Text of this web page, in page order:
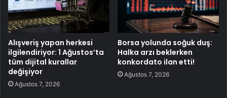
Alışveriş yapan herkesi
ilgilendiriyor: 1 Ağustos’ta
tüm dijital kurallar
değişiyor
Ağustos 7, 2026
Borsa yolunda soğuk duş:
Halka arzı beklerken
konkordato ilan etti!
Ağustos 7, 2026